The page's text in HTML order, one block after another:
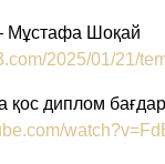
Мұстафа Шоқай
2025/01/21/
диплом